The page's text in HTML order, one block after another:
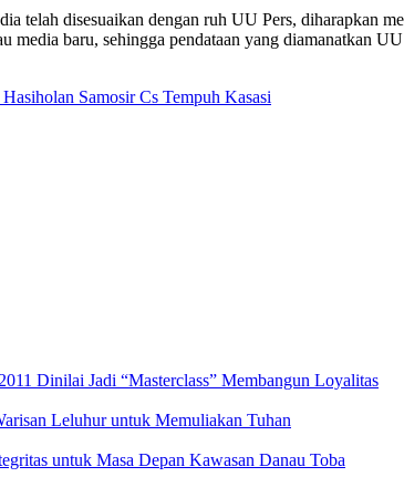
telah disesuaikan dengan ruh UU Pers, diharapkan
media baru, sehingga pendataan yang diamanatkan
Samosir Cs Tempuh Kasasi
Dinilai Jadi “Masterclass” Membangun Loyalitas
Leluhur untuk Memuliakan Tuhan
untuk Masa Depan Kawasan Danau Toba